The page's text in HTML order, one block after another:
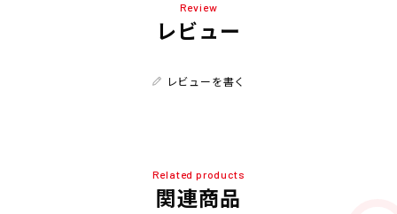
Review
レビュー
レビューを書く
Related products
関連商品